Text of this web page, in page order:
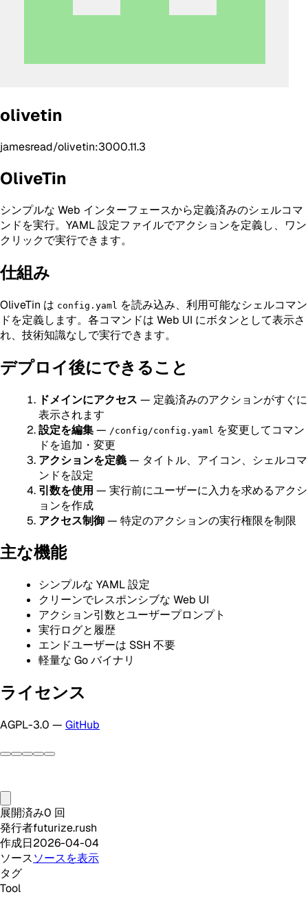
olivetin
jamesread/olivetin:3000.11.3
OliveTin
シンプルな Web インターフェースから定義済みのシェルコマ
ンドを実行。YAML 設定ファイルでアクションを定義し、ワン
クリックで実行できます。
仕組み
OliveTin は config.yaml を読み込み、利用可能なシェルコマン
ドを定義します。各コマンドは Web UI にボタンとして表示さ
れ、技術知識なしで実行できます。
デプロイ後にできること
ドメインにアクセス — 定義済みのアクションがすぐに
表示されます
設定を編集— /config/config.yaml を変更してコマン
ドを追加・変更
アクションを定義— タイトル、アイコン、シェルコマ
ンドを設定
引数を使用 — 実行前にユーザーに入力を求めるアクシ
ョンを作成
アクセス制御— 特定のアクションの実行権限を制限
主な機能
シンプルな YAML 設定
クリーンでレスポンシブな Web UI
アクション引数とユーザープロンプト
実行ログと履歴
エンドユーザーは SSH 不要
軽量な Go バイナリ
ライセンス
AGPL-3.0 — GitHub
展開済み0 回
発行者futurize.rush
作成日2026-04-04
ソースソースを表示
タグ
Tool